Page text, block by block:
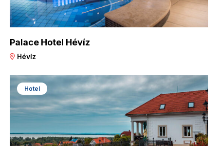
Palace Hotel Hévíz
Hévíz
Hotel